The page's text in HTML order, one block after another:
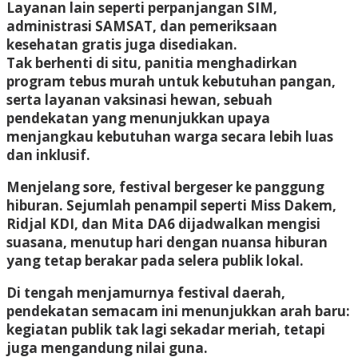
Layanan lain seperti perpanjangan SIM,
administrasi SAMSAT, dan pemeriksaan
kesehatan gratis juga disediakan.
Tak berhenti di situ, panitia menghadirkan
program tebus murah untuk kebutuhan pangan,
serta layanan vaksinasi hewan, sebuah
pendekatan yang menunjukkan upaya
menjangkau kebutuhan warga secara lebih luas
dan inklusif.
Menjelang sore, festival bergeser ke panggung
hiburan. Sejumlah penampil seperti Miss Dakem,
Ridjal KDI, dan Mita DA6 dijadwalkan mengisi
suasana, menutup hari dengan nuansa hiburan
yang tetap berakar pada selera publik lokal.
Di tengah menjamurnya festival daerah,
pendekatan semacam ini menunjukkan arah baru:
kegiatan publik tak lagi sekadar meriah, tetapi
juga mengandung nilai guna.